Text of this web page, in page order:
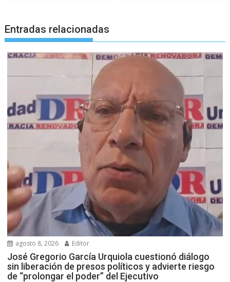
Entradas relacionadas
agosto 8, 2026 Editor
José Gregorio García Urquiola cuestionó diálogo
sin liberación de presos políticos y advierte riesgo
de “prolongar el poder” del Ejecutivo